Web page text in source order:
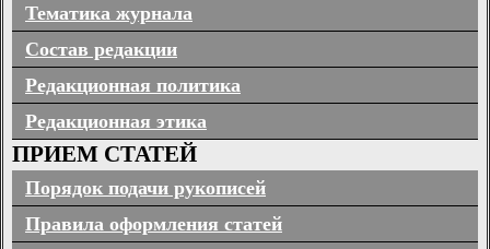
Тематика журнала
Состав редакции
Редакционная политика
Редакционная этика
ПРИЕМ СТАТЕЙ
Порядок подачи рукописей
Правила оформления статей